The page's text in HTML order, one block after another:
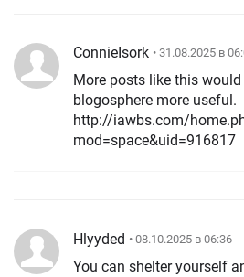
ConnieIsork • 31.08.2025 в
More posts like this
blogosphere more useful.
http://iawbs.com/
mod=space&uid=916817
Hlyyded • 08.10.2025 в 06:36
You can shelter yourself